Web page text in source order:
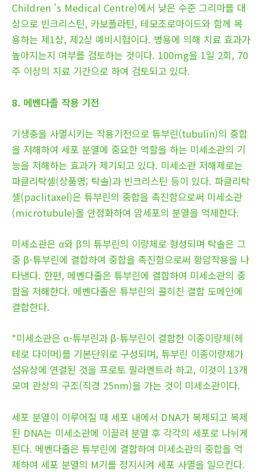
Children 's Medical Centre)에서 낮은 수준 그리마를 대
상으로 빈크리스틴, 카보플라틴, 테모조로마이드와 함께 복
용하는 제1상, 제2상 예비시험이다. 병용에 의해 치료 효과가
높아지는지 여부를 검토하는 것이다. 100mg을 1일 2회, 70
주 이상의 치료 기간으로 하여 검토되고 있다.
8. 메벤다졸 작용 기전
기생충을 사멸시키는 작용기전으로 튜부린(tubulin)의 중합
을 저해하여 세포 분열에 중요한 역할을 하는 미세소관의 기
능을 저해하는 효과가 제기되고 있다. 미세소관 저해제로는
파클리탁셀(상품명; 탁솔)과 빈크리스틴 등이 있다. 파클리탁
셀(paclitaxel)은 튜부린의 중합을 촉진함으로써 미세소관
(microtubule)을 안정화하여 암세포의 분열을 억제한다.
미세소관은 α와 β의 튜부린의 이량체로 형성되며 탁솔은 그
중 β-튜부린에 결합하여 중합을 촉진함으로써 항암작용을 나
타낸다. 한편, 메벤다졸은 튜부린에 결합하여 미세소관의 중
합을 저해한다. 메벤다졸은 튜부린의 콜히친 결합 도메인에
결합한다.
*미세소관은 α-튜부린과 β-튜부린이 결합한 이종이량체(헤
테로 다이머)를 기본단위로 구성되며, 튜부린 이종이량체가
섬유상에 연결된 것을 프로토 필라멘트라 하고, 이것이 13개
모여 관상의 구조(직경 25nm)을 가는 것이 미세소관이다.
세포 분열이 이루어질 때 세포 내에서 DNA가 복제되고 복제
된 DNA는 미세소관에 이끌려 분열 후 각각의 세포로 나뉘게
된다. 메벤다졸은 튜부린에 결합하여 미세소관의 중합을 억
제하여 세포 분열의 M기를 정지시켜 세포 사멸을 일으킨다.